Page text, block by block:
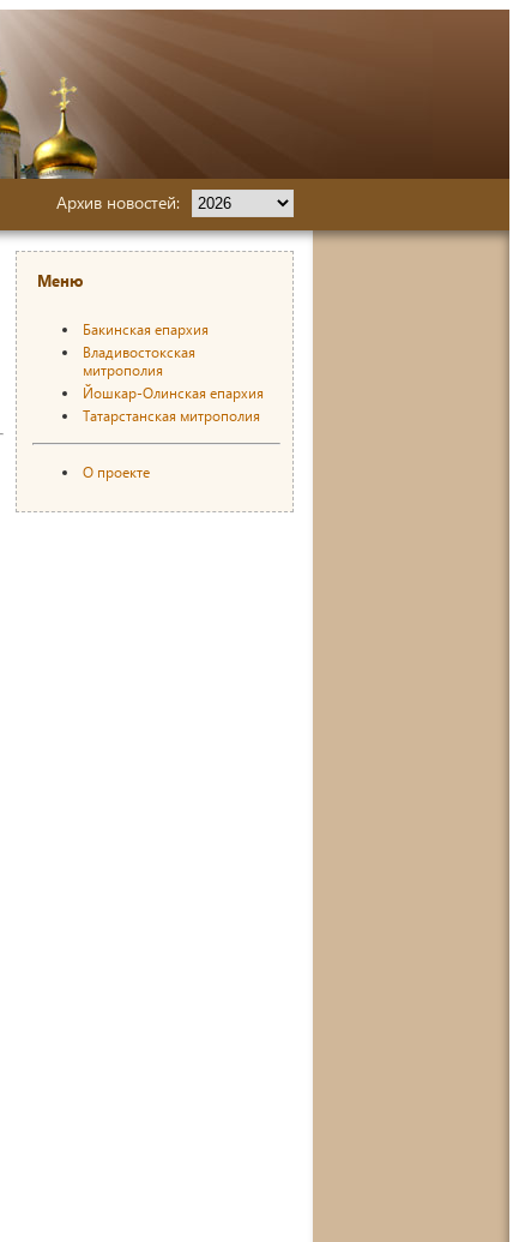
Архив новостей:
Меню
Бакинская епархия
Владивостокская
митрополия
Йошкар-Олинская епархия
Татарстанская митрополия
О проекте